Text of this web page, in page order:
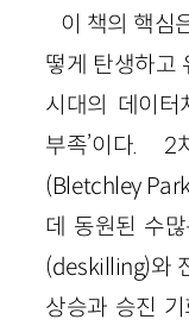
이 책의 핵심
떻게 탄생하고
시대의 데이터
부족’이다.
(Bletchley
데 동원된 수
(deskilling)와
상승과 승진